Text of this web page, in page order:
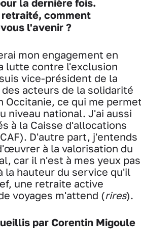
la dernière fois.
retraité, comment
l'avenir ?
mon engagement en
lutte contre l'exclusion
vice-président de la
acteurs de la solidarité
Occitanie, ce qui me
niveau national. J'ai aussi
à la Caisse d'allocations
D'autre part, j'entends
à la valorisation du
car il n'est à mes yeux pas
la hauteur du service qu'il
une retraite active
voyages m'attend (rires).
par Corentin Migoule